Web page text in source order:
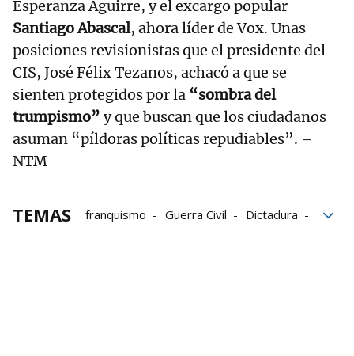
Esperanza Aguirre, y el excargo popular
Santiago Abascal, ahora líder de Vox. Unas
posiciones revisionistas que el presidente del
CIS, José Félix Tezanos, achacó a que se
sienten protegidos por la “sombra del
trumpismo” y que buscan que los ciudadanos
asuman “píldoras políticas repudiables”. –
NTM
TEMAS franquismo Guerra Civil
Dictadura